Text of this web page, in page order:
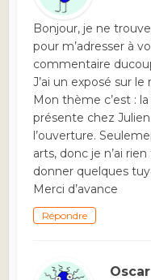
Bonjour, je ne
pour m’adresser à
commentaire
J’ai un exposé sur
Mon thème c’est :
présente chez
l’ouverture.
arts, donc je n’ai
donner quelques
Merci d’avance
Répondre
Oscar